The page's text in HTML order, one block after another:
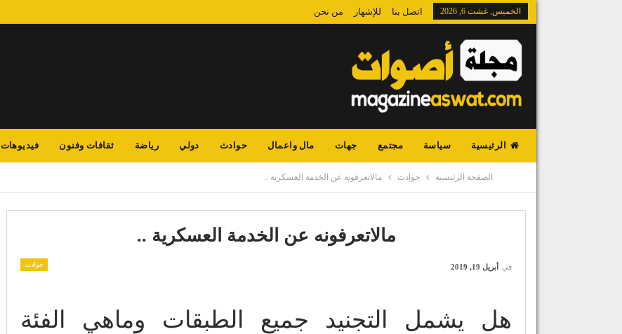
الخميس, غشت 6, 2026 اتصل بنا للإشهار من نحن
الرئيسية سياسة مجتمع جهات مال واعمال حوادث دولي رياضة ثقافات وفنون فيديوهات
الصفحة الرئيسية حوادث مالاتعرفونه عن الخدمة العسكرية ..
مالاتعرفونه عن الخدمة العسكرية ..
حوادث في أبريل 19, 2019
هل يشمل التجنيد جميع الطبقات وماهي الفئة